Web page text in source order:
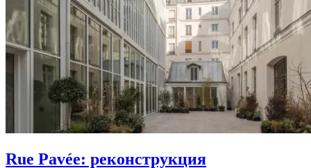
Rue Pavée: реконструкция